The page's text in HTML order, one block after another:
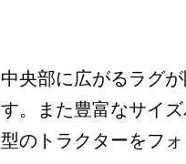
中央部に広がるラグ
す。また豊富なサイ
型のトラクターをフ